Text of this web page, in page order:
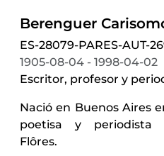
ES-28079-PARES-AUT-
1905-08-04 - 1998-04-02
Escritor, profesor y
Nació en Buenos Aires
poetisa y periodista
Flôres.